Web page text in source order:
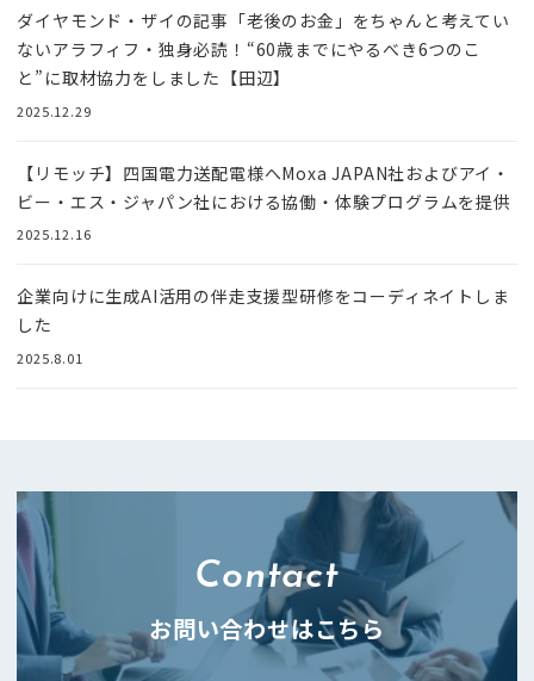
ダイヤモンド・ザイの記事「老後のお金」をちゃんと考えてい
ないアラフィフ・独身必読！“60歳までにやるべき6つのこ
と”に取材協力をしました【田辺】
2025.12.29
【リモッチ】四国電⼒送配電様へMoxa JAPAN社およびアイ・
ビー・エス・ジャパン社における協働・体験プログラムを提供
2025.12.16
企業向けに生成AI活用の伴走支援型研修をコーディネイトしま
した
2025.8.01
Contact
お問い合わせはこちら